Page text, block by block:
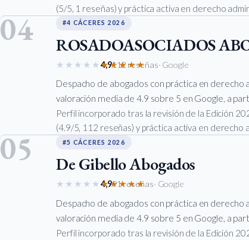
(5/5, 1 reseñas) y práctica activa en derecho
04 #4 CÁCERES 2026
ROSADOASOCIADOS
★★★★★★★★★★
4,9112 reseñas· Google
Despacho de abogados con práctica en
valoración media de 4.9 sobre 5 en Google, a
Perfil incorporado tras la revisión de la Edición
(4.9/5, 112 reseñas) y práctica activa en derecho
05 #5 CÁCERES 2026
De Gibello Abogados
★★★★★★★★★★
4,991 reseñas· Google
Despacho de abogados con práctica en
valoración media de 4.9 sobre 5 en Google, a
Perfil incorporado tras la revisión de la Edición